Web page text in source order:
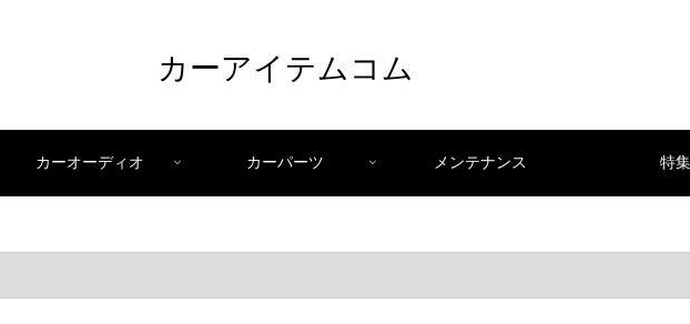
カーアイテムコム
カーオーディオ カーパーツ メンテナンス 特集